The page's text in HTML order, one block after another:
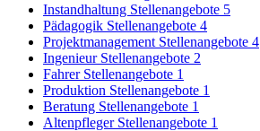
Instandhaltung Stellenangebote 5
Pädagogik Stellenangebote 4
Projektmanagement Stellenangebote 4
Ingenieur Stellenangebote 2
Fahrer Stellenangebote 1
Produktion Stellenangebote 1
Beratung Stellenangebote 1
Altenpfleger Stellenangebote 1